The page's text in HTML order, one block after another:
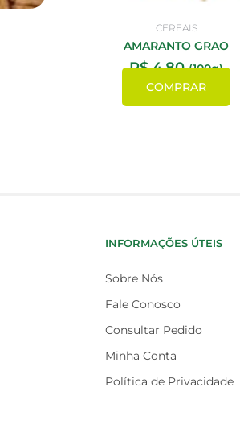
CEREAIS
AMARANTO GRAO
R$4,80 (100g)
COMPRAR
INFORMAÇÕES ÚTEIS
Sobre Nós
Fale Conosco
Consultar Pedido
Minha Conta
Política de Privacidade